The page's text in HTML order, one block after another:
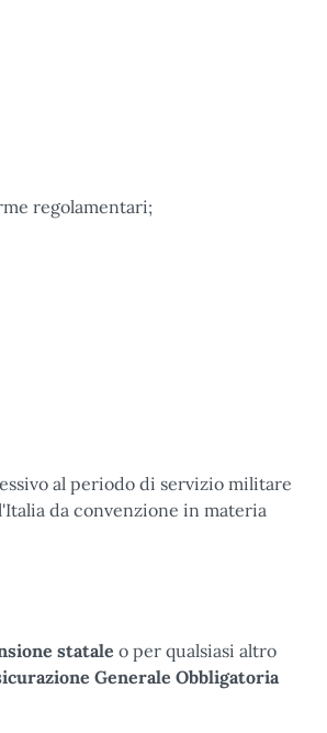
regolamentari;
al periodo di servizio militare
da convenzione in materia
statale o per qualsiasi altro
Generale Obbligatoria